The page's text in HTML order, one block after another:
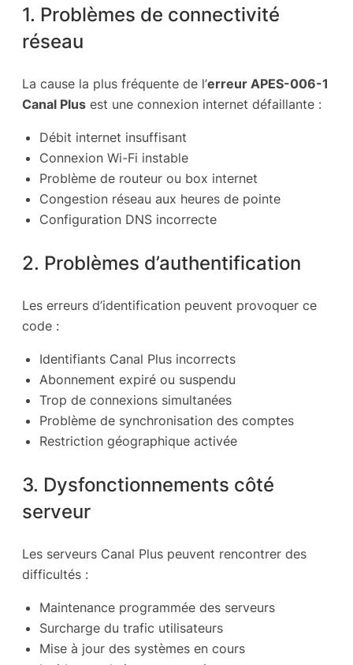
1. Problèmes de connectivité
réseau
La cause la plus fréquente de l’erreur APES-006-1
Canal Plus est une connexion internet défaillante :
Débit internet insuffisant
Connexion Wi-Fi instable
Problème de routeur ou box internet
Congestion réseau aux heures de pointe
Configuration DNS incorrecte
2. Problèmes d’authentification
Les erreurs d’identification peuvent provoquer ce
code :
Identifiants Canal Plus incorrects
Abonnement expiré ou suspendu
Trop de connexions simultanées
Problème de synchronisation des comptes
Restriction géographique activée
3. Dysfonctionnements côté
serveur
Les serveurs Canal Plus peuvent rencontrer des
difficultés :
Maintenance programmée des serveurs
Surcharge du trafic utilisateurs
Mise à jour des systèmes en cours